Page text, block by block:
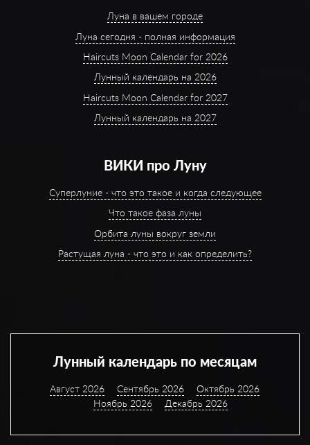
Луна в вашем городе
Луна сегодня - полная информация
Haircuts Moon Calendar for 2026
Лунный календарь на 2026
Haircuts Moon Calendar for 2027
Лунный календарь на 2027
ВИКИ про Луну
Суперлуние - что это такое и когда следующее
Что такое фаза луны
Орбита луны вокруг земли
Растущая луна - что это и как определить?
Лунный календарь по месяцам
Август 2026 Сентябрь 2026
Октябрь 2026
Ноябрь 2026
Декабрь 2026